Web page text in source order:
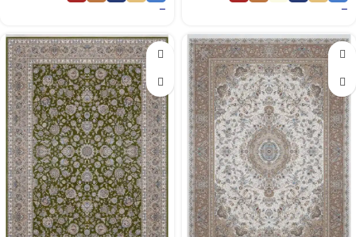
–
–